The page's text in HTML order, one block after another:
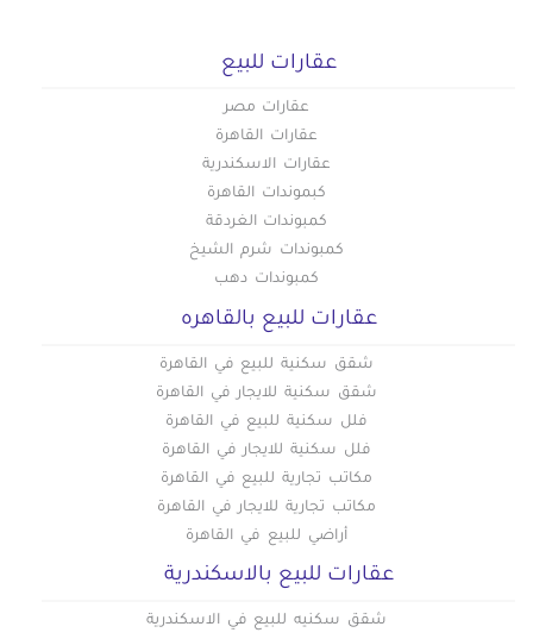
عقارات للبيع
عقارات مصر
عقارات القاهرة
عقارات الاسكندرية
كبموندات القاهرة
كمبوندات الغردقة
كمبوندات شرم الشيخ
كمبوندات دهب
عقارات للبيع بالقاهره
شقق سكنية للبيع في القاهرة
شقق سكنية للايجار في القاهرة
فلل سكنية للبيع في القاهرة
فلل سكنية للايجار في القاهرة
مكاتب تجارية للبيع في القاهرة
مكاتب تجارية للايجار في القاهرة
أراضي للبيع في القاهرة
عقارات للبيع بالاسكندرية
شقق سكنيه للبيع في الاسكندرية